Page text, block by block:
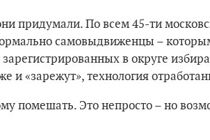
придумали. По всем 45-ти
самовыдвиженцы –
в округе
и «зарежут», технология
помешать. Это непросто – но